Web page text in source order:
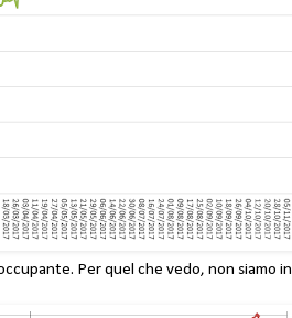
Per quel che vedo, non siamo in